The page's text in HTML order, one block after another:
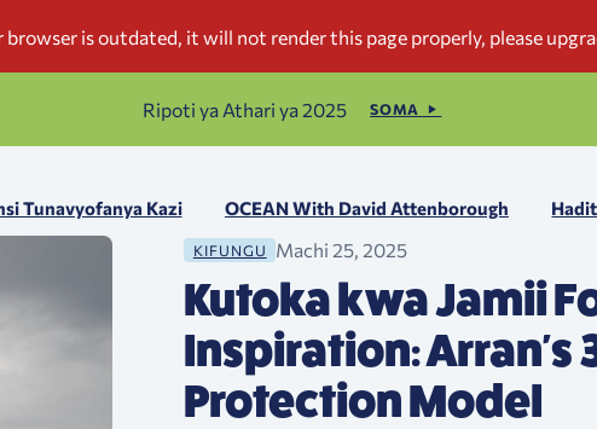
Ripoti ya Athari ya 2025 SOMA
Tunavyofanya Kazi OCEAN With David Attenborough
KIFUNGU Machi 25, 2025
Kutoka kwa Jamii
Inspiration: Arran's
Protection Model